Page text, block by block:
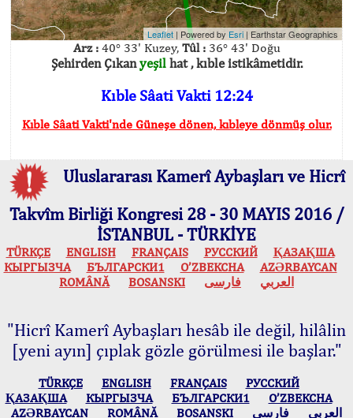
Leaflet | Powered by Esri | Earthstar Geographics
Arz :40° 33' Kuzey, Tûl :36° 43' Doğu
Şehirden Çıkanyeşilhat , kıble istikâmetidir.
Kıble Sâati Vakti 12:24
Kıble Sâati Vakti'nde Güneşe dönen, kıbleye dönmüş olur.
Uluslararası Kamerî Aybaşları ve Hicrî
Takvîm Birliği Kongresi 28 - 30 MAYIS 2016 /
İSTANBUL - TÜRKİYE
TÜRKÇE ENGLISH FRANÇAIS РУССКИЙ
ҚАЗАҚША
КЫPГЫЗЧA
БЪЛГАРСКИ1 O’ZBEKCHA
AZӘRBAYCAN
ROMÂNĂ
BOSANSKI العربي فارسی
"Hicrî Kamerî Aybaşları hesâb ile değil, hilâlin
[yeni ayın] çıplak gözle görülmesi ile başlar."
TÜRKÇE ENGLISH FRANÇAIS
РУССКИЙ
ҚАЗАҚША
КЫPГЫЗЧA БЪЛГАРСКИ1
O’ZBEKCHA
AZӘRBAYCAN
ROMÂNĂ BOSANSKI العربي فارسی